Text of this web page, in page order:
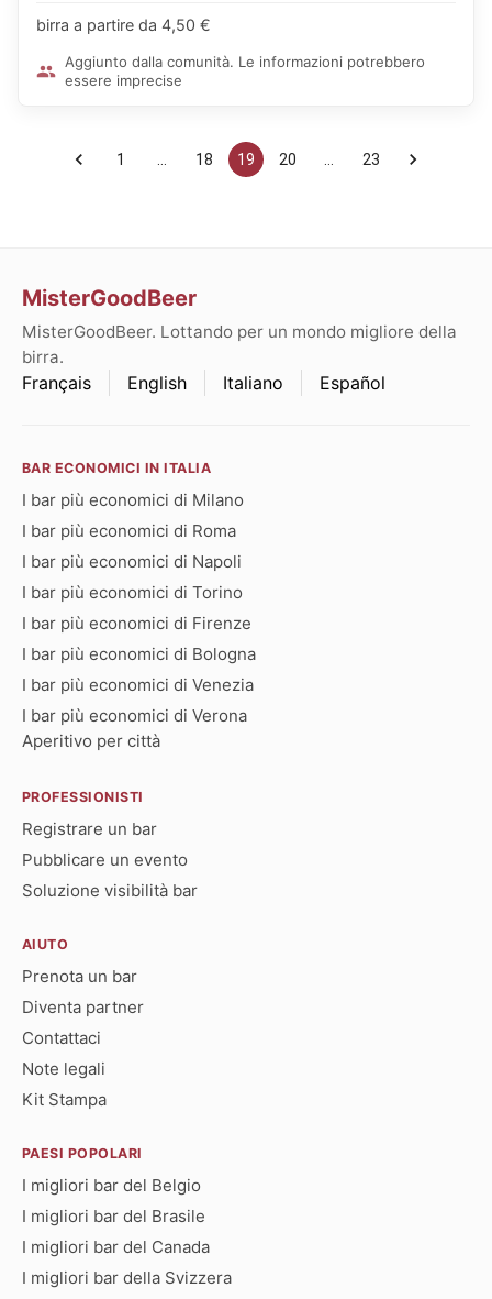
birra a partire da 4,50 €
Aggiunto dalla comunità. Le informazioni potrebbero
essere imprecise
1 18 19 20 23
MisterGoodBeer
MisterGoodBeer. Lottando per un mondo migliore della
birra.
Français English Italiano Español
BAR ECONOMICI IN ITALIA
I bar più economici di Milano
I bar più economici di Roma
I bar più economici di Napoli
I bar più economici di Torino
I bar più economici di Firenze
I bar più economici di Bologna
I bar più economici di Venezia
I bar più economici di Verona
Aperitivo per città
PROFESSIONISTI
Registrare un bar
Pubblicare un evento
Soluzione visibilità bar
AIUTO
Prenota un bar
Diventa partner
Contattaci
Note legali
Kit Stampa
PAESI POPOLARI
I migliori bar del Belgio
I migliori bar del Brasile
I migliori bar del Canada
I migliori bar della Svizzera